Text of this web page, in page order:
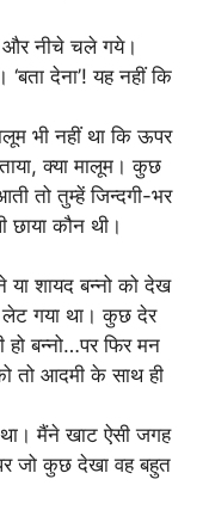
और नीचे चले गये।
देना’! यह नहीं कि
भी नहीं था कि ऊपर
क्या मालूम। कुछ
तो तुम्हें जिन्दगी-भर
छाया कौन थी।
या शायद बन्नो को देख
गया था। कुछ देर
बन्नो…पर फिर मन
तो आदमी के साथ ही
था। मैंने खाट ऐसी जगह
जो कुछ देखा वह बहुत